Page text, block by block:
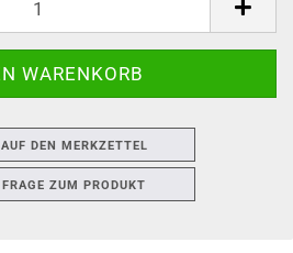
AUF DEN MERKZETTEL
FRAGE ZUM PRODUKT